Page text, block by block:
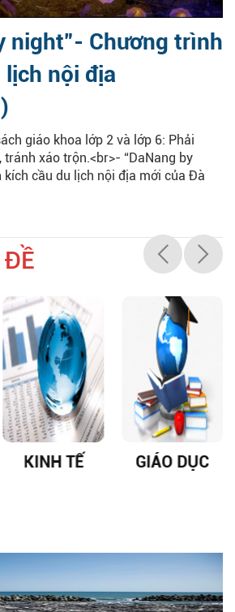
night”- Chương trình
lịch nội địa
giáo khoa lớp 2 và lớp 6: Phải
xáo trộn.<br>- “DaNang by
kích cầu du lịch nội địa mới của Đà
ĐỀ
KINH TẾ GIÁO DỤC